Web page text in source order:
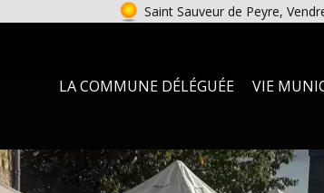
Saint Sauveur de Peyre,
LA COMMUNE DÉLÉGUÉE VIE